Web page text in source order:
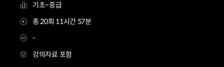
기초~중급
총 20회 11시간 57분
-
강의자료 포함